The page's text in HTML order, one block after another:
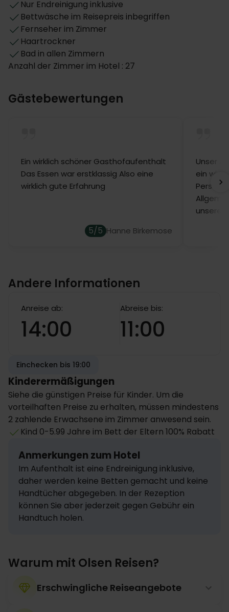
entspanntes Gespräch. Sie haben die Wahl zwischen
mehreren Kaffeesorten (Selbstbedienung), und
natürlich können Sie zum Kaffee auch etwas Süßes
bestellen.
Als Besucher erwartet Sie eine angenehme,
den Einheimischen äußerst beliebt ist.
und WC in allen Zimmern. Alle Zimmer sind
Nichtraucherzimmer.
Nur Endreinigung inklusive
Bettwäsche im Reisepreis inbegriffen
Fernseher im Zimmer
Haartrockner
Bad in allen Zimmern
Anzahl der Zimmer im Hotel : 27
Gästebewertungen
Ein wirklich schöner Gasthofaufenthalt
Das Essen war erstklassig Also eine
wirklich gute Erfahrung
5/5 Hanne Birkemose
Unser
ein
unseren
Andere Informationen
Anreise ab:
14:00
Abreise bis:
11:00
Einchecken bis 19:00
Kinderermäßigungen
Siehe die günstigen Preise für Kinder. Um die
vorteilhaften Preise zu erhalten, müssen mindestens
2 zahlende Erwachsene im Zimmer anwesend sein.
Kind 0-5.99 Jahre im Bett der Eltern 100% Rabatt
Anmerkungen zum Hotel
Im Aufenthalt ist eine Endreinigung inklusive,
daher werden keine Betten gemacht und keine
Handtücher abgegeben. In der Rezeption
können Sie aber jederzeit gegen Gebühr ein
Handtuch holen.
Warum mit Olsen Reisen?
Erschwingliche Reiseangebote